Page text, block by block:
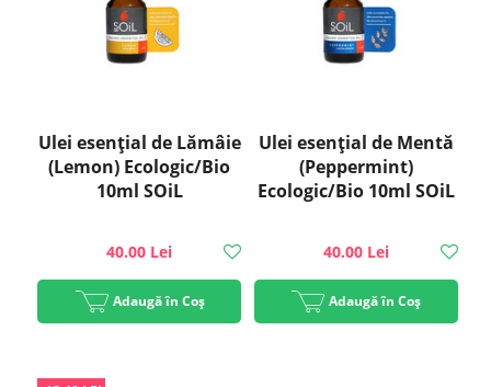
Ulei esențial de Lămâie
(Lemon) Ecologic/Bio
10ml SOiL
40.00 Lei
Adaugă în Coș
Ulei esenţial de Mentă
(Peppermint)
Ecologic/Bio 10ml SOiL
40.00 Lei
Adaugă în Coș